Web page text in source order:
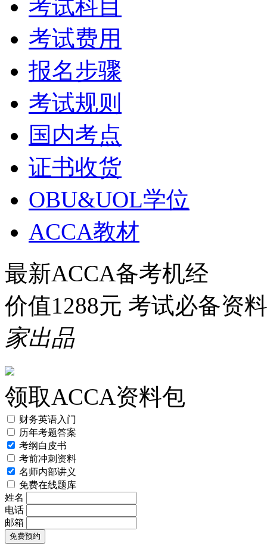
考试科目
考试费用
报名步骤
考试规则
国内考点
证书收货
OBU&UOL学位
ACCA教材
最新ACCA备考机经
价值1288元 考试必备资料
家出品
领取ACCA资料包
财务英语入门
历年考题答案
考纲白皮书
考前冲刺资料
名师内部讲义
免费在线题库
姓名
电话
邮箱